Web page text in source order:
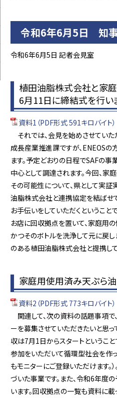
令和6年6月5日 知
令和6年6月5日 記者会見室
植田油脂株式会社と家
6月11日に締結式を行い
資料1（PDF形式 591キロバイト）
それでは、会見を始めさせていた
成長産業推進課ですが、ENEOSの
ます。予定どおりの日程でSAFの
中心として調達されます。今回、家
その可能性について、県として実証
油脂株式会社と連携協定を結ばせ
お手伝いをしていただくということ
お店に回収拠点を置いて、家庭用
かつそのボトルを洗浄して元に戻
のある植田油脂株式会社と提携して
家庭用使用済み天ぷら
資料2（PDF形式 773キロバイト）
関連して、次の資料の話題事項
ーを募集させていただきたいと思っ
収は7月1日からスタートということ
参加をいただいて循環型社会を作
もモニターにご登録いただけます。
づいた事業です。また、令和6年度
います。回収拠点の一覧も資料に載